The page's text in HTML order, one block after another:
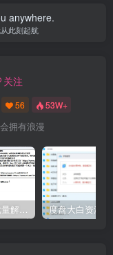
anywhere.
此刻起航
关注
56 53W+
拥有浪漫